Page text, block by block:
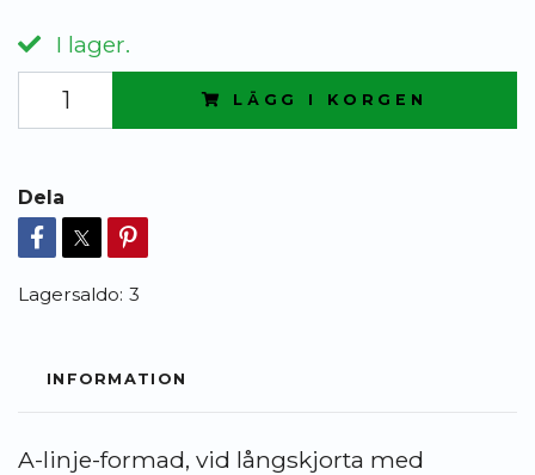
I lager.
LÄGG I KORGEN
Dela
Lagersaldo: 3
INFORMATION
A-linje-formad, vid långskjorta med